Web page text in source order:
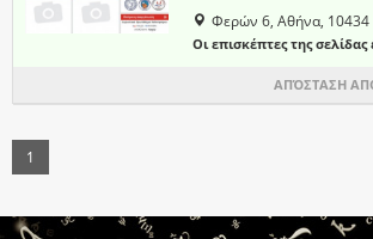
Φερών 6, Αθήνα, 10434
Οι επισκέπτες της
ΑΠΌΣΤΑΣΗ
1